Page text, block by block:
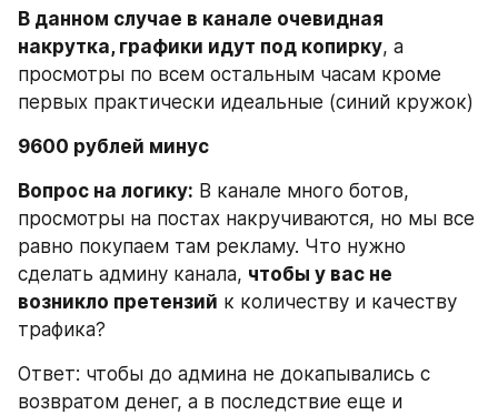
В данном случае в канале очевидная
накрутка, графики идут под копирку, а
просмотры по всем остальным часам кроме
первых практически идеальные (синий кружок)
9600 рублей минус
Вопрос на логику: В канале много ботов,
просмотры на постах накручиваются, но мы все
равно покупаем там рекламу. Что нужно
сделать админу канала, чтобы у вас не
возникло претензий к количеству и качеству
трафика?
Ответ: чтобы до админа не докапывались с
возвратом денег, а в последствие еще и